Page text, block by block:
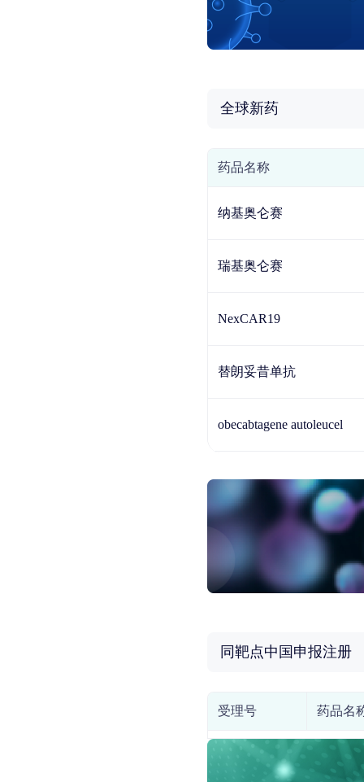
全球新药
药品名称
纳基奥仑赛
瑞基奥仑赛
NexCAR19
替朗妥昔单抗
obecabtagene autoleucel
同靶点中国申报注册
受理号 药品名